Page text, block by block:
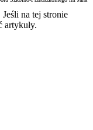
na tej stronie
artykuły.